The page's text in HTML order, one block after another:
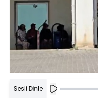
Sesli Dinle